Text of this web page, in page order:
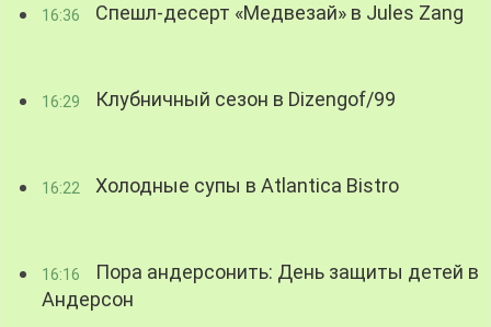
16:36 Спешл-десерт «Медвезай» в Jules Zang
16:29 Клубничный сезон в Dizengof/99
16:22 Холодные супы в Atlantica Bistro
16:16
Пора андерсонить: День защиты детей в
Андерсон